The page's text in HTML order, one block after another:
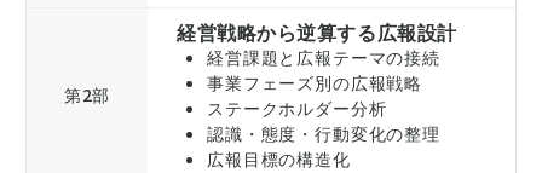
第2部
経営戦略から逆算する広報設計
経営課題と広報テーマの接続
事業フェーズ別の広報戦略
ステークホルダー分析
認識・態度・行動変化の整理
広報目標の構造化